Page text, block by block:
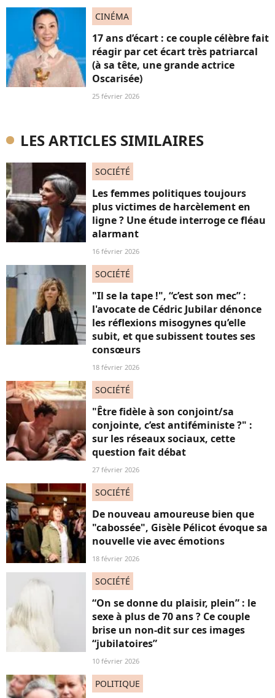
CINÉMA
17 ans d’écart : ce couple célèbre fait
réagir par cet écart très patriarcal
(à sa tête, une grande actrice
Oscarisée)
25 février 2026
LES ARTICLES SIMILAIRES
SOCIÉTÉ
Les femmes politiques toujours
plus victimes de harcèlement en
ligne ? Une étude interroge ce fléau
alarmant
16 février 2026
SOCIÉTÉ
"Il se la tape !", “c’est son mec” :
l'avocate de Cédric Jubilar dénonce
les réflexions misogynes qu’elle
subit, et que subissent toutes ses
consœurs
18 février 2026
SOCIÉTÉ
"Être fidèle à son conjoint/sa
conjointe, c’est antiféministe ?" :
sur les réseaux sociaux, cette
question fait débat
27 février 2026
SOCIÉTÉ
De nouveau amoureuse bien que
"cabossée", Gisèle Pélicot évoque sa
nouvelle vie avec émotions
18 février 2026
SOCIÉTÉ
“On se donne du plaisir, plein” : le
sexe à plus de 70 ans ? Ce couple
brise un non-dit sur ces images
“jubilatoires”
10 février 2026
POLITIQUE